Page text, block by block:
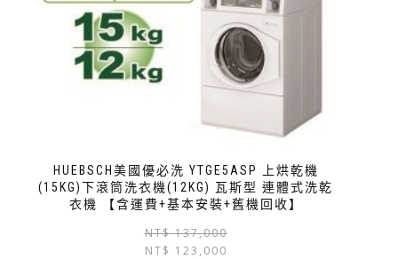
HUEBSCH美國優必洗 YTGE5ASP 上烘乾機
(15KG)下滾筒洗衣機(12KG) 瓦斯型 連體式洗乾
衣機 【含運費+基本安裝+舊機回收】
NT$137,000
NT$ 123,000